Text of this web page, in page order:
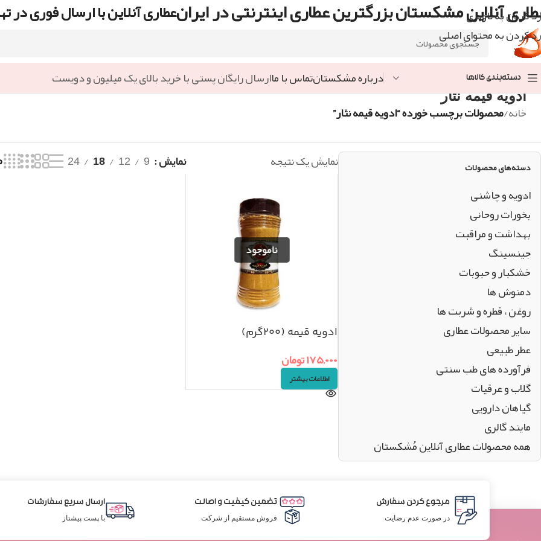
رد کردن به ناوبری
رد کردن به محتوای اصلی
آنلاین مشکستان بزرگترین عطاری اینترنتی در ایرانعطاری آنلاین با ارسال فوری در
دسته‌بندی کالاها درباره مشکستانتماس با ماارسال رایگان پستی با خرید بالای یک میلیون و دویست
ادویه قیمه نثار
خانه/محصولات برچسب خورده “ادویه قیمه نثار”
دسته‌های محصولات
ادویه و چاشنی
بخورات روحانی
بهداشت و مراقبت
جینسینگ
خشکبار و حبوبات
دمنوش ها
روغن ، قطره و شربت ها
سایر محصولات عطاری
عطر طبیعی
فرآورده های طب سنتی
گلاب و عرقیات
گیاهان دارویی
مایند گالری
همه محصولات عطاری آنلاین مُشکستان
نمایش یک نتیجه نمایش 9
12
18
24
ادویه قیمه (۲۰۰گرم)
۱۷۵,۰۰۰تومان
اطلاعات بیشتر
مرجوع کردن سفارش
در صورت عدم رضایت
تضمین کیفیت و اصالت
فروش مستقیم از شرکت
ارسال سریع سفارشات
با پست پیشتاز